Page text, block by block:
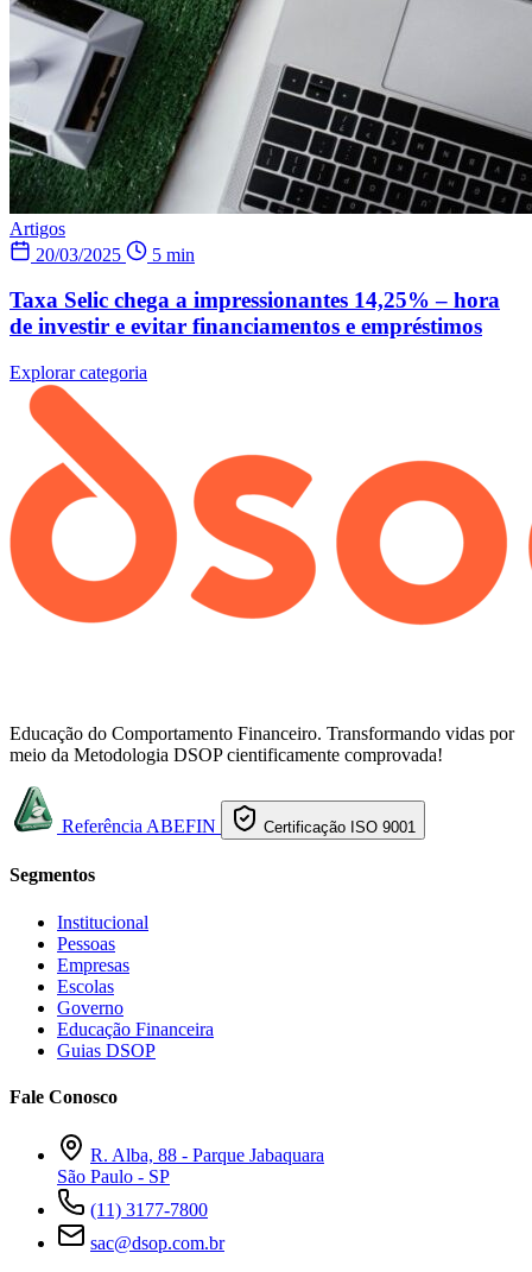
Artigos
20/03/2025
5 min
Taxa Selic chega a impressionantes 14,25% – hora
de investir e evitar financiamentos e empréstimos
Explorar categoria
Educação do Comportamento Financeiro. Transformando vidas por
meio da Metodologia DSOP cientificamente comprovada!
Referência ABEFIN Certificação ISO 9001
Segmentos
Institucional
Pessoas
Empresas
Escolas
Governo
Educação Financeira
Guias DSOP
Fale Conosco
R. Alba, 88 - Parque Jabaquara
São Paulo - SP
(11) 3177-7800
sac@dsop.com.br